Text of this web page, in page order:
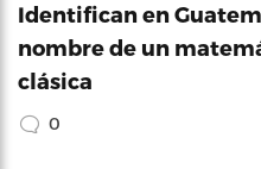
Identifican en
nombre de un
clásica
0